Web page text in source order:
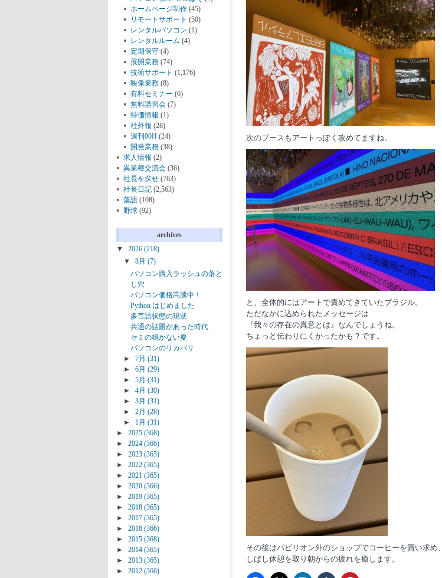
ホームページ制作 (45)
リモートサポート (50)
レンタルパソコン (1)
レンタルルーム (4)
定期保守 (4)
展開業務 (74)
技術サポート (1,176)
映像業務 (8)
有料セミナー (6)
無料講習会 (7)
特価情報 (1)
社外報 (28)
週刊00H (24)
開発業務 (38)
求人情報 (2)
異業種交流会 (36)
社長を探せ (763)
社長日記 (2,563)
落語 (108)
野球 (92)
archives
▼
2026 (218)
▼
8月 (7)
パソコン購入ラッシュの落と
し穴
パソコン価格高騰中！
Python はじめました
多言語状態の現状
共通の話題があった時代
セミの鳴かない夏
パソコンのリカバリ
►
7月 (31)
►
6月 (29)
►
5月 (31)
►
4月 (30)
►
3月 (31)
►
2月 (28)
►
1月 (31)
►
2025 (368)
►
2024 (366)
►
2023 (365)
►
2022 (365)
►
2021 (365)
►
2020 (366)
►
2019 (365)
►
2018 (365)
►
2017 (365)
►
2016 (366)
►
2015 (368)
►
2014 (365)
►
2013 (365)
►
2012 (366)
次のブースもアートっぽく攻めてますね。
と、全体的にはアートで責めてきていたブラジル。
ただなかに込められたメッセージは
『我々の存在の真意とは』なんでしょうね。
ちょっと伝わりにくかったかも？です。
その後はパビリオン外のショップでコーヒーを買い求め、
しばし休憩を取り朝からの疲れを癒します。